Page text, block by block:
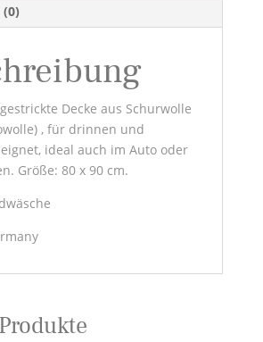
Decke aus Schurwolle
, für drinnen und
ideal auch im Auto oder
Größe: 80 x 90 cm.